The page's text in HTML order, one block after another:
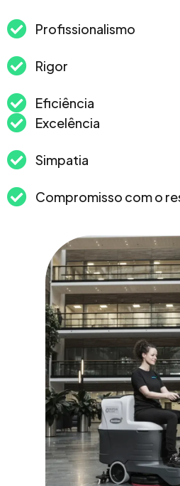
Profissionalismo
Rigor
Eficiência
Excelência
Simpatia
Compromisso com o